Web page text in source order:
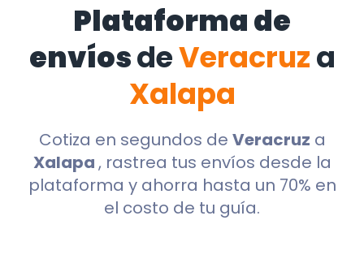
Plataforma de
envíosdeVeracruza
Xalapa
Cotiza en segundos de Veracruz a
Xalapa, rastrea tus envíos desde la
plataforma y ahorra hasta un 70% en
el costo de tu guía.